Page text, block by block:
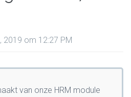
2019 om 12:27 PM
van onze HRM module